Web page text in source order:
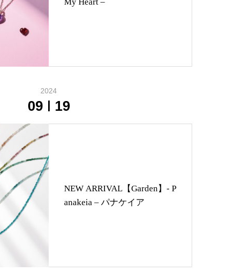
2024
09 19
NEW ARRIVAL【Garden】- P
anakeia – パナケイア